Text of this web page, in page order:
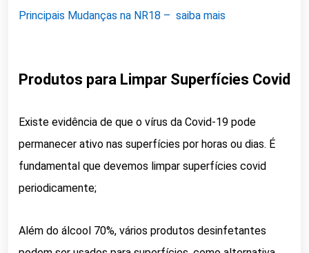
Principais Mudanças na NR18 – saiba mais
Produtos para Limpar Superfícies Covid
Existe evidência de que o vírus da Covid-19 pode
permanecer ativo nas superfícies por horas ou dias. É
fundamental que devemos limpar superfícies covid
periodicamente;
Além do álcool 70%, vários produtos desinfetantes